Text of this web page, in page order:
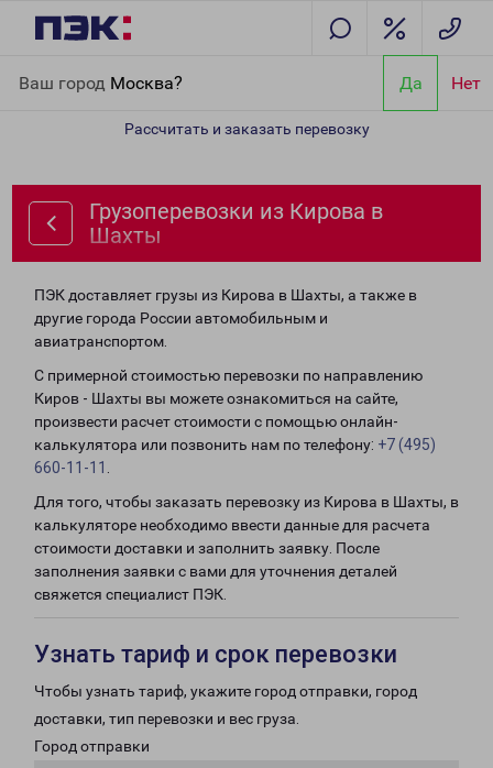
Ваш город Москва? Да Нет
Рассчитать и заказать перевозку
Грузоперевозки из Кирова в
Шахты
ПЭК доставляет грузы из Кирова в Шахты, а также в
другие города России автомобильным и
авиатранспортом.
С примерной стоимостью перевозки по направлению
Киров - Шахты вы можете ознакомиться на сайте,
произвести расчет стоимости с помощью онлайн-
калькулятора или позвонить нам по телефону: +7 (495)
660-11-11
Для того, чтобы заказать перевозку из Кирова в Шахты, в
калькуляторе необходимо ввести данные для расчета
стоимости доставки и заполнить заявку. После
заполнения заявки с вами для уточнения деталей
свяжется специалист ПЭК.
Узнать тариф и срок перевозки
Чтобы узнать тариф, укажите город отправки, город
доставки, тип перевозки и вес груза.
Город отправки